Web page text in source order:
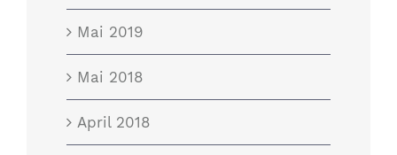
Mai 2019
Mai 2018
April 2018